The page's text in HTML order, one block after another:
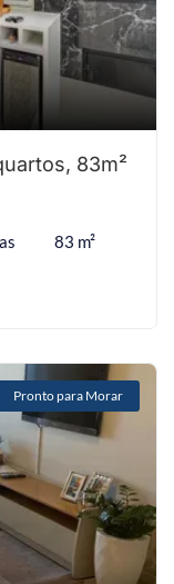
83m²
83 m²
Pronto para Morar